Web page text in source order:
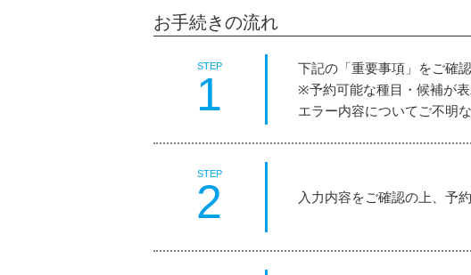
お手続きの流れ
STEP
1
下記の「重要事項」をご確
※予約可能な種目・候補が
エラー内容についてご不明
STEP
2 入力内容をご確認の上、予